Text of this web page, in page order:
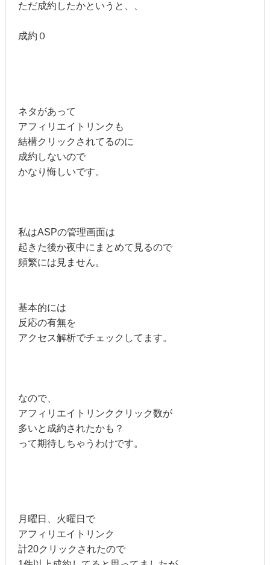
ただ成約したかというと、、
成約０
ネタがあって
アフィリエイトリンクも
結構クリックされてるのに
成約しないので
かなり悔しいです。
私はASPの管理画面は
起きた後か夜中にまとめて見るので
頻繁には見ません。
基本的には
反応の有無を
アクセス解析でチェックしてます。
なので、
アフィリエイトリンククリック数が
多いと成約されたかも？
って期待しちゃうわけです。
月曜日、火曜日で
アフィリエイトリンク
計20クリックされたので